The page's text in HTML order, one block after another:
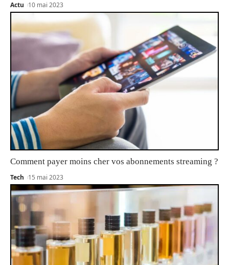
Actu 10 mai 2023
Comment payer moins cher vos abonnements streaming ?
Tech 15 mai 2023